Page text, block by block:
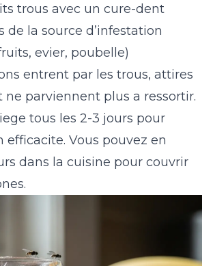
trous avec un cure-dent
de la source d’infestation
evier, poubelle)
entrent par les trous, attires
ne parviennent plus a ressortir.
tous les 2-3 jours pour
efficacite. Vous pouvez en
dans la cuisine pour couvrir